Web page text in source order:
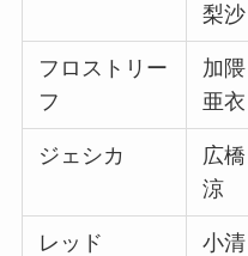
梨沙
フロストリー
フ
加隈
亜衣
ジェシカ
広橋
涼
レッド
小清